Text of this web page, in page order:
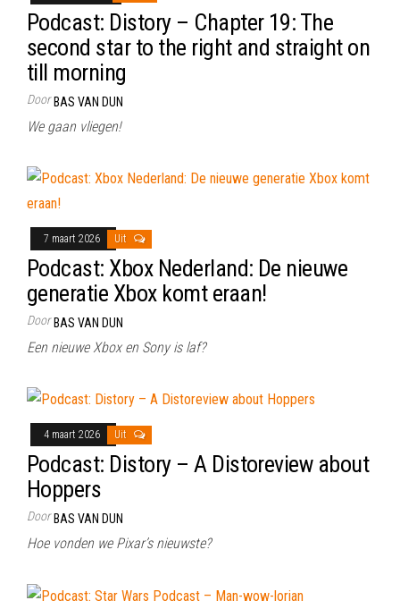
Podcast: Distory – Chapter 19: The
second star to the right and straight on
till morning
Door BAS VAN DUN
We gaan vliegen!
7 maart 2026 Uit
Podcast: Xbox Nederland: De nieuwe
generatie Xbox komt eraan!
Door BAS VAN DUN
Een nieuwe Xbox en Sony is laf?
4 maart 2026 Uit
Podcast: Distory – A Distoreview about
Hoppers
Door BAS VAN DUN
Hoe vonden we Pixar’s nieuwste?